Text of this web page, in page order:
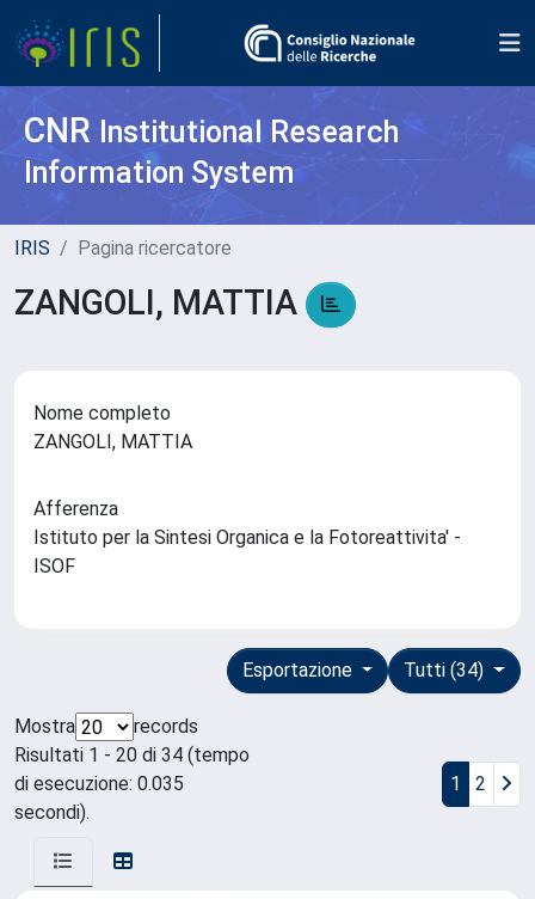
CNR Institutional Research
Information System
IRIS Pagina ricercatore
ZANGOLI, MATTIA
Nome completo
ZANGOLI, MATTIA
Afferenza
Istituto per la Sintesi Organica e la Fotoreattivita' -
ISOF
Tutti (34)
Esportazione
Mostra
records
Risultati 1 - 20 di 34 (tempo
di esecuzione: 0.035
secondi).
1 2